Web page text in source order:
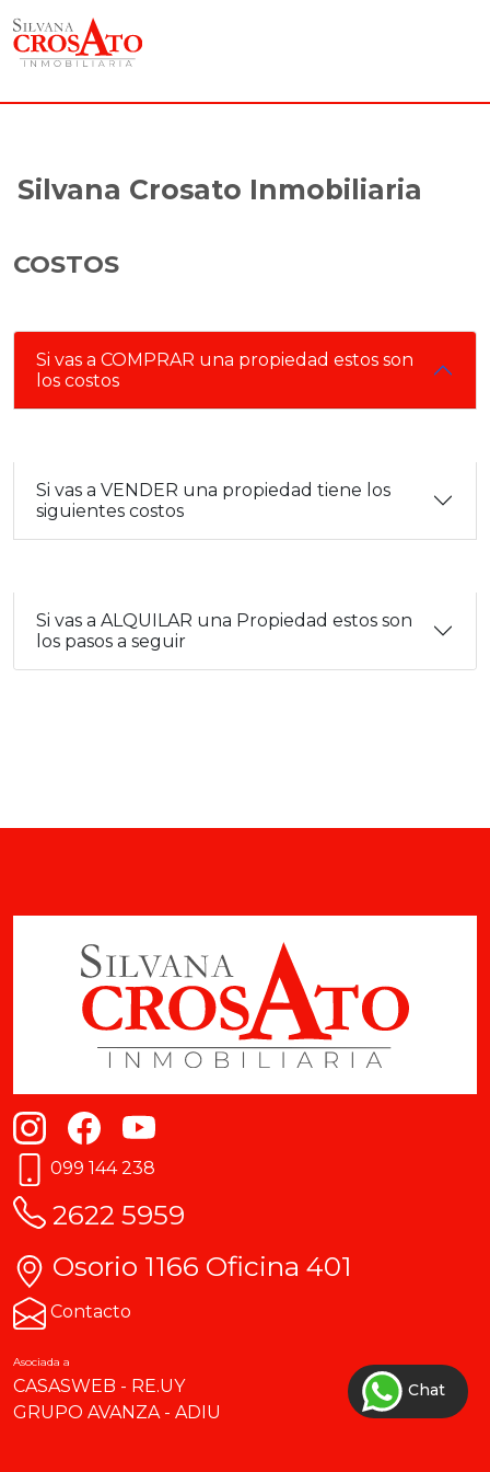
Silvana Crosato Inmobiliaria
COSTOS
Si vas a COMPRAR una propiedad estos son
los costos
Si vas a VENDER una propiedad tiene los
siguientes costos
Si vas a ALQUILAR una Propiedad estos son
los pasos a seguir
099 144 238
2622 5959
Osorio 1166 Oficina 401
Contacto
Asociada a
CASASWEB - RE.UY
GRUPO AVANZA- ADIU
Chat